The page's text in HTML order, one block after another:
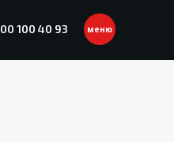
100 40 93 меню